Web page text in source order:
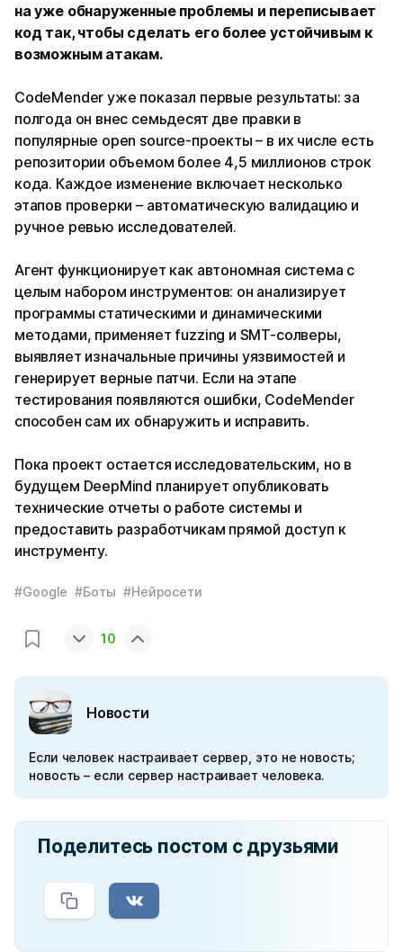
на уже обнаруженные проблемы и переписывает
код так, чтобы сделать его более устойчивым к
возможным атакам.
CodeMender уже показал первые результаты: за
полгода он внес семьдесят две правки в
популярные open source-проекты – в их числе есть
репозитории объемом более 4,5 миллионов строк
кода. Каждое изменение включает несколько
этапов проверки – автоматическую валидацию и
ручное ревью исследователей.
Агент функционирует как автономная система с
целым набором инструментов: он анализирует
программы статическими и динамическими
методами, применяет fuzzing и SMT-солверы,
выявляет изначальные причины уязвимостей и
генерирует верные патчи. Если на этапе
тестирования появляются ошибки, CodeMender
способен сам их обнаружить и исправить.
Пока проект остается исследовательским, но в
будущем DeepMind планирует опубликовать
технические отчеты о работе системы и
предоставить разработчикам прямой доступ к
инструменту.
#Google #Боты #Нейросети
10
Новости
Если человек настраивает сервер, это не новость;
новость – если сервер настраивает человека.
Поделитесь постом с друзьями